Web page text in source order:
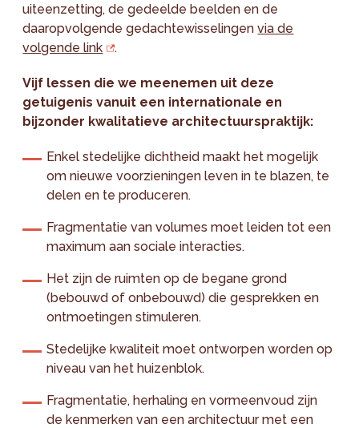
uiteenzetting, de gedeelde beelden en de
daaropvolgende gedachtewisselingenvia de
volgende link
.
Vijf lessen die we meenemen uit deze
getuigenis vanuit een internationale en
bijzonder kwalitatieve architectuurspraktijk:
Enkel stedelijke dichtheid maakt het mogelijk
om nieuwe voorzieningen leven in te blazen, te
delen en te produceren.
Fragmentatie van volumes moet leiden tot een
maximum aan sociale interacties.
Het zijn de ruimten op de begane grond
(bebouwd of onbebouwd) die gesprekken en
ontmoetingen stimuleren.
Stedelijke kwaliteit moet ontworpen worden op
niveau van het huizenblok.
Fragmentatie, herhaling en vormeenvoud zijn
de kenmerken van een architectuur met een